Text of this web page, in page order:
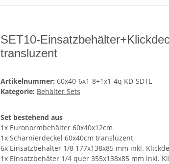
SET10-
transluzent
Artikelnummer: 60x40-6x1-8+1x1-4q KD-SDTL
Kategorie: Behälter Sets
Set bestehend aus
1x Euronormbehälter 60x40x12cm
1x Scharnierdeckel 60x40cm transluzent
6x Einsatzbehälter 1/8 177x138x85 mm inkl.
1x Einsatzbehäter 1/4 quer 355x138x85 mm inkl.